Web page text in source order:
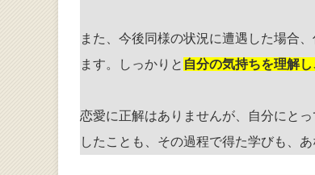
また、今後同様の状況に遭遇した場合
ます。しっかりと 自分の気持ちを理解
恋愛に正解はありませんが、自分にと
したことも、その過程で得た学びも、